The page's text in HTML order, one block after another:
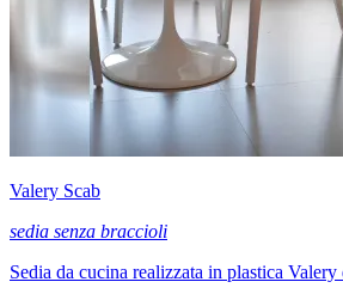
Valery Scab
sedia senza braccioli
Sedia da cucina realizzata in plastica Valery